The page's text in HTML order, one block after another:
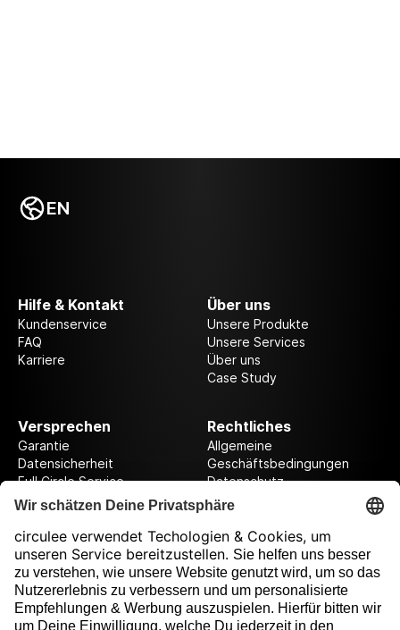
EN
Hilfe & Kontakt
Kundenservice
FAQ
Karriere
Über uns
Unsere Produkte
Unsere Services
Über uns
Case Study
Versprechen
Garantie
Datensicherheit
Full Circle Service
Rechtliches
Allgemeine
Geschäftsbedingungen
Datenschutz
Datenschutzeinstellungen
Folge uns auf unserer Reise!